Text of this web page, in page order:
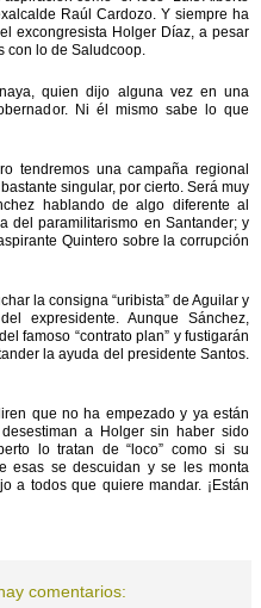
Raúl Cardozo. Y siempre ha
excongresista Holger Díaz, a pesar
con lo de Saludcoop.
quien dijo alguna vez en una
Ni él mismo sabe lo que
tendremos una campaña regional
singular, por cierto. Será muy
hablando de algo diferente al
del paramilitarismo en Santander; y
Quintero sobre la corrupción
la consigna “uribista” de Aguilar y
expresidente. Aunque Sánchez,
famoso “contrato plan” y fustigarán
la ayuda del presidente Santos.
que no ha empezado y ya están
a Holger sin haber sido
lo tratan de “loco” como si su
esas se descuidan y se les monta
a todos que quiere mandar. ¡Están
comentarios: